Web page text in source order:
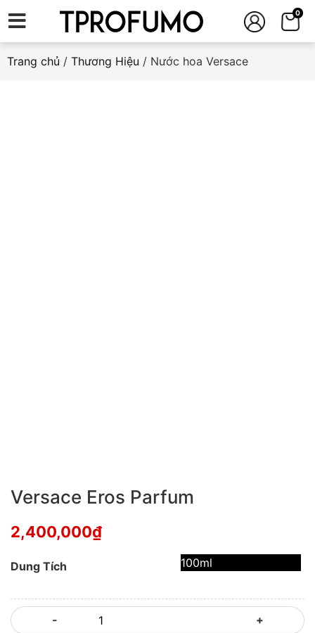
0
Trang chủ / Thương Hiệu / Nước hoa Versace
Versace Eros Parfum
2,400,000₫
Dung Tích 100ml
- +